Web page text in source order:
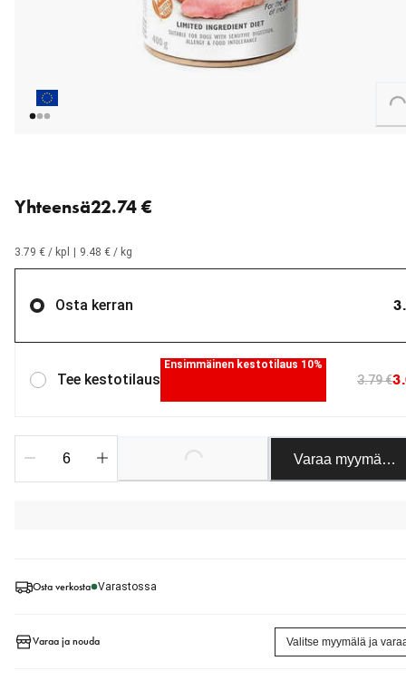
Loading...
Osta verkosta Varastossa
Varaa ja nouda Valitse myymälä ja
Yhteensä22.74 €
3.79 € / kpl 9.48 € / kg
Osta kerran
Tee kestotilaus
Ensimmäinen kestotilaus 10%
3.79 €
Loading... Varaa